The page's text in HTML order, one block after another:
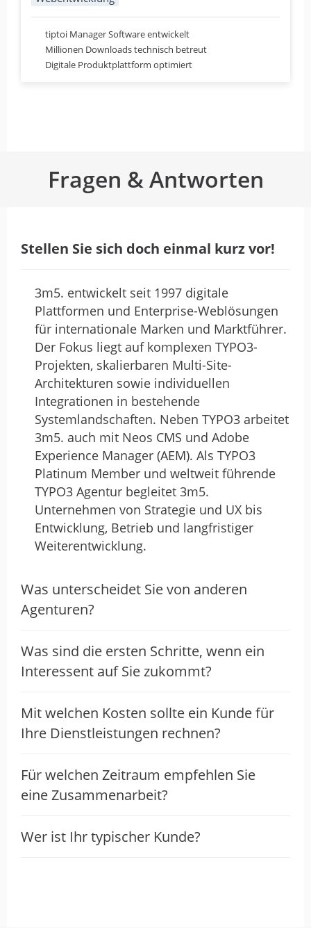
von mario kahlert · 30. Juli 2018
Nix zu bemängeln..
von Robert Glöckner · 11. Januar 2018
tiptoi Manager Software entwickelt
Millionen Downloads technisch betreut
Digitale Produktplattform optimiert
Fragen & Antworten
Stellen Sie sich doch einmal kurz vor!
3m5. entwickelt seit 1997 digitale
Plattformen und Enterprise-Weblösungen
für internationale Marken und Marktführer.
Der Fokus liegt auf komplexen TYPO3-
Projekten, skalierbaren Multi-Site-
Architekturen sowie individuellen
Integrationen in bestehende
Systemlandschaften. Neben TYPO3 arbeitet
3m5. auch mit Neos CMS und Adobe
Experience Manager (AEM). Als TYPO3
Platinum Member und weltweit führende
TYPO3 Agentur begleitet 3m5.
Unternehmen von Strategie und UX bis
Entwicklung, Betrieb und langfristiger
Weiterentwicklung.
Was unterscheidet Sie von anderen
Agenturen?
Was sind die ersten Schritte, wenn ein
Interessent auf Sie zukommt?
Mit welchen Kosten sollte ein Kunde für
Ihre Dienstleistungen rechnen?
Für welchen Zeitraum empfehlen Sie
eine Zusammenarbeit?
Wer ist Ihr typischer Kunde?